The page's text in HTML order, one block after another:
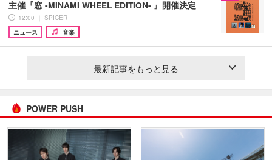
主催『窓 -MINAMI WHEEL EDITION- 』開催決定
12:00 ｜ SPICER
ニュース
音楽
最新記事をもっと見る
POWER PUSH